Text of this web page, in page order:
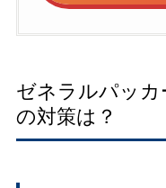
ゼネラルパッカ
の対策は？